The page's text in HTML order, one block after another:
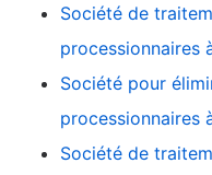
Société de
processionnaires
Société pour
processionnaires
Société de